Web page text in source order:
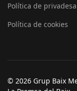
Política de
Política de cookies
© 2026 Grup Baix